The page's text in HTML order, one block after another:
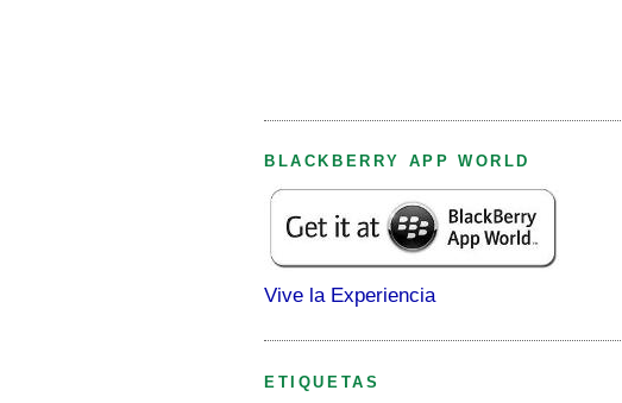
BLACKBERRY APP WORLD
Vive la Experiencia
ETIQUETAS